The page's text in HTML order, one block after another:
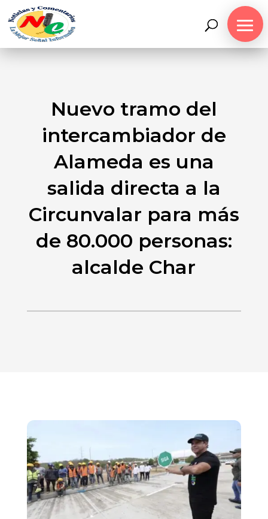
Nuevo tramo del
intercambiador de
Alameda es una
salida directa a la
Circunvalar para más
de 80.000 personas:
alcalde Char